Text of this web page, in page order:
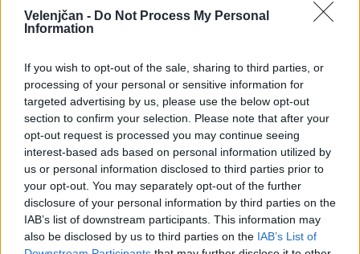
Velenjčan - Do Not Process My Personal
Information
If you wish to opt-out of the sale, sharing to third parties, or
processing of your personal or sensitive information for
targeted advertising by us, please use the below opt-out
section to confirm your selection. Please note that after your
opt-out request is processed you may continue seeing
interest-based ads based on personal information utilized by
us or personal information disclosed to third parties prior to
your opt-out. You may separately opt-out of the further
disclosure of your personal information by third parties on the
IAB’s list of downstream participants. This information may
also be disclosed by us to third parties on the IAB’s List of
Osnovne informacije o projektu in poročila o
dogajanju po celi Sloveniji najdete na spletnem